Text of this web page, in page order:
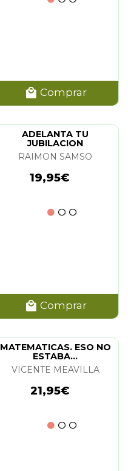
Comprar
ADELANTA TU
JUBILACION
RAIMON SAMSO
19,95€
Comprar
MATEMATICAS. ESO NO
ESTABA...
VICENTE MEAVILLA
21,95€